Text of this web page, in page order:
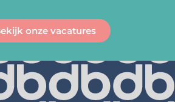
onze vacatures